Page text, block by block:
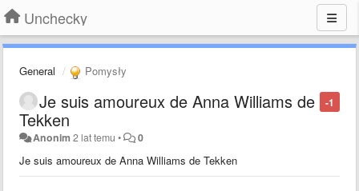
Unchecky
General Pomysły
-1
Je suis amoureux de Anna Williams de
Tekken
Anonim 2 lat temu • 0
Je suis amoureux de Anna Williams de Tekken